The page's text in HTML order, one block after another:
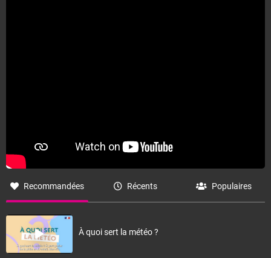
Recommandées Récents Populaires
À quoi sert la météo ?